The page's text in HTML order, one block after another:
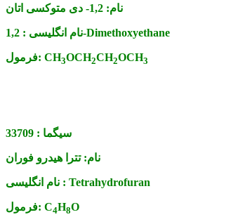
نام: 1,2- دی متوکسی اتان
نام انگلیسی :1,2-Dimethoxyethane
فرمول: CH3OCH2CH2OCH3
سیگما : 33709
نام: تترا هیدرو فوران
نام انگلیسی : Tetrahydrofuran
فرمول: C4H8O